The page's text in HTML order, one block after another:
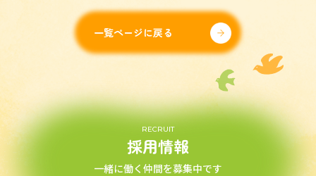
一覧ページに戻る
RECRUIT
採用情報
一緒に働く仲間を募集中です